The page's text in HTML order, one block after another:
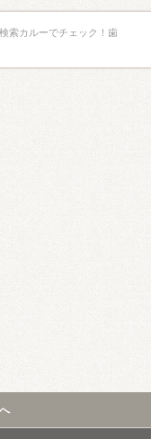
索カルーでチェック！歯